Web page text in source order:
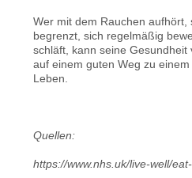
Wer mit dem Rauchen aufhört,
begrenzt, sich regelmäßig
schläft, kann seine
auf einem guten Weg zu
Leben.
Quellen:
https://www.nhs.uk/live-well/